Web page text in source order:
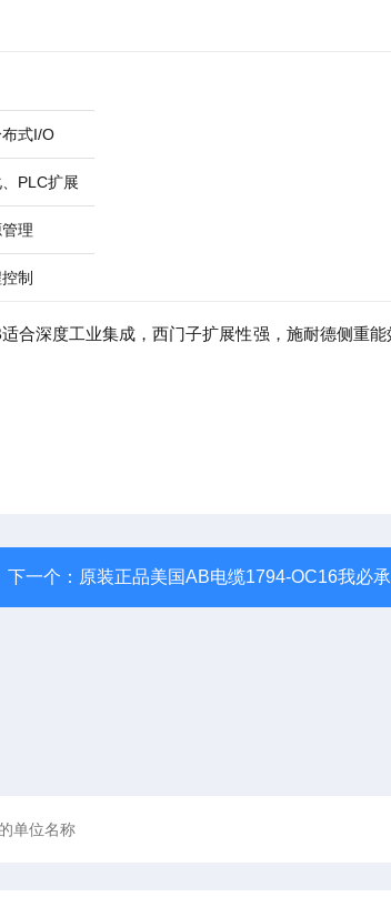
式I/O
PLC扩展
理
制
合深度工业集成，西门子扩展性强，施耐德侧重能
下一个： 原装正品美国AB电缆1794-OC16我必